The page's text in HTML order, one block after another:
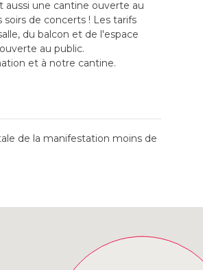
aussi une cantine ouverte au
de concerts ! Les tarifs
du balcon et de l'espace
au public.
et à notre cantine.
de la manifestation moins de